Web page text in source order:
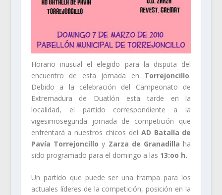
Horario inusual el elegido para la disputa del
encuentro de esta jornada en Torrejoncillo.
Debido a la celebración del Campeonato de
Extremadura de Duatlón esta tarde en la
localidad, el partido correspondiente a la
vigesimosegunda jornada de competición que
enfrentará a nuestros chicos del AD Batalla de
Pavía Torrejoncilloy Zarza de Granadilla ha
sido programado para el domingo a las 13:oo h.
Un partido que puede ser una trampa para los
actuales líderes de la competición, posición en la